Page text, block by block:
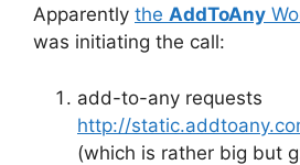
Apparently the AddToAny
was initiating the call:
add-to-any requests
http://
(which is rather big but